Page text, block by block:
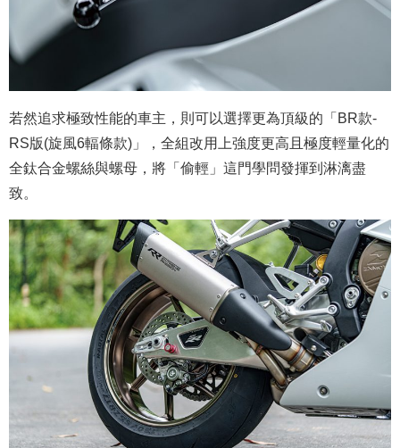
若然追求極致性能的車主，則可以選擇更為頂級的「BR款-
RS版(旋風6輻條款)」，全組改用上強度更高且極度輕量化的
全鈦合金螺絲與螺母，將「偷輕」這門學問發揮到淋漓盡
致。